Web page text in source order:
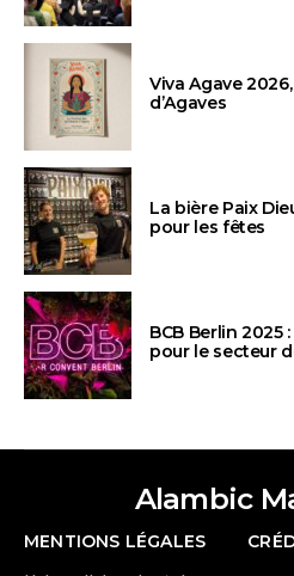
Viva Agave
d’Agaves
La bière Paix
pour les fêtes
BCB Berlin 2025
pour le secteur
Alambic
MENTIONS LÉGALES